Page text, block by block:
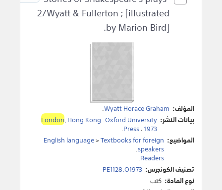
2/Wyatt & Fullerton ; [illustrated
by Marion Bird].
المؤلف: Wyatt Horace Graham
.
بيانات النشر:
London,Hong Kong:Oxford University
Press،1973
.
المواضيع:
English language>Textbooks for foreign
speakers
.
Readers
.
تصنيف الكونجرس: PE1128.O1973
نوع المادة: كتب